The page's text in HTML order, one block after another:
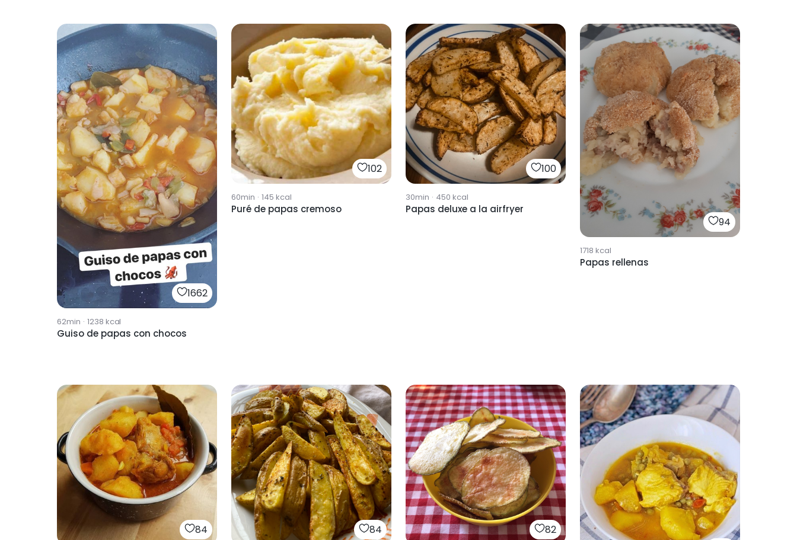
1662
62min · 1238 kcal
Guiso de papas con chocos
102
60min · 145 kcal
Puré de papas cremoso
100
30min · 450 kcal
Papas deluxe a la airfryer
94
1718 kcal
Papas rellenas
84 84 82